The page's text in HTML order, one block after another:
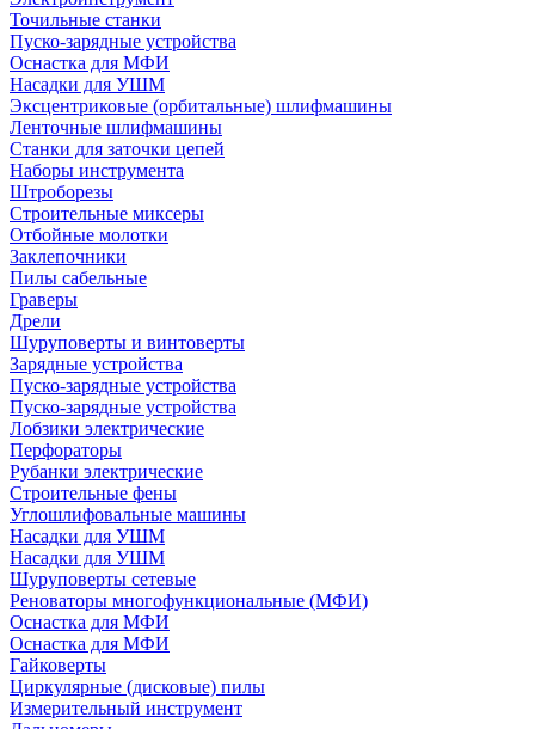
Точильные станки
Пуско-зарядные устройства
Оснастка для МФИ
Насадки для УШМ
Эксцентриковые (орбитальные) шлифмашины
Ленточные шлифмашины
Станки для заточки цепей
Наборы инструмента
Штроборезы
Строительные миксеры
Отбойные молотки
Заклепочники
Пилы сабельные
Граверы
Дрели
Шуруповерты и винтоверты
Зарядные устройства
Пуско-зарядные устройства
Пуско-зарядные устройства
Лобзики электрические
Перфораторы
Рубанки электрические
Строительные фены
Углошлифовальные машины
Насадки для УШМ
Насадки для УШМ
Шуруповерты сетевые
Реноваторы многофункциональные (МФИ)
Оснастка для МФИ
Оснастка для МФИ
Гайковерты
Циркулярные (дисковые) пилы
Измерительный инструмент